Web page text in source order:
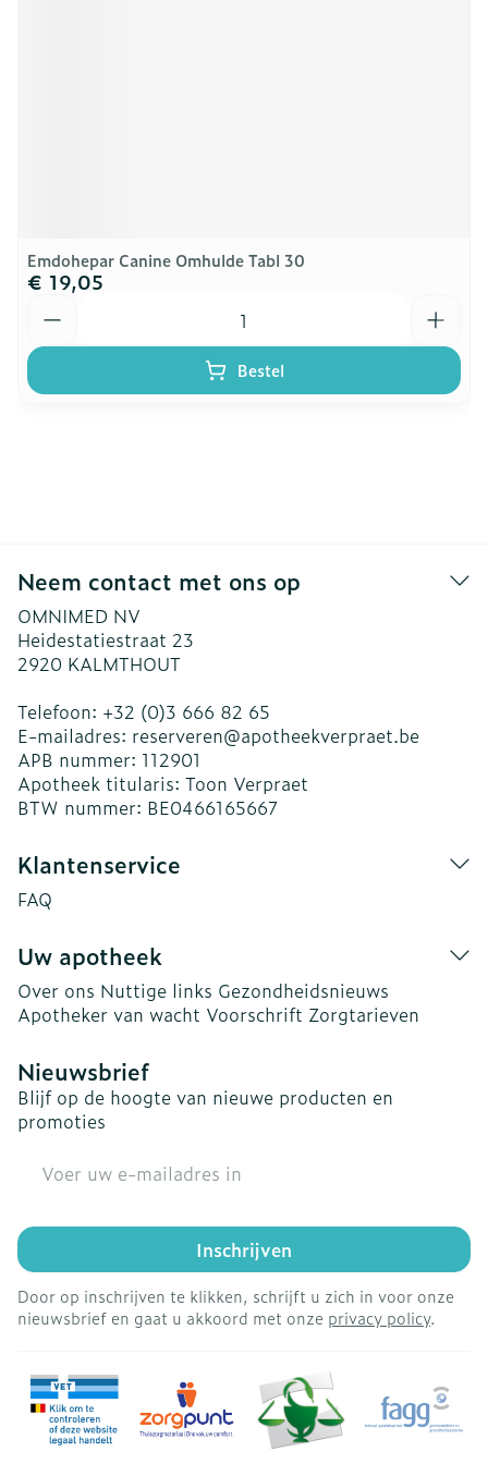
Emdohepar Canine Omhulde Tabl 30
€ 19,05
Bestel
Neem contact met ons op
OMNIMED NV
Heidestatiestraat 23
2920 KALMTHOUT
Telefoon: +32 (0)3 666 82 65
E-mailadres: reserveren@apotheekverpraet.be
APB nummer: 112901
Apotheek titularis: Toon Verpraet
BTW nummer: BE0466165667
Klantenservice
FAQ
Uw apotheek
Over ons Nuttige links Gezondheidsnieuws
Apotheker van wacht Voorschrift Zorgtarieven
Nieuwsbrief
Blijf op de hoogte van nieuwe producten en
promoties
Inschrijven
Door op inschrijven te klikken, schrijft u zich in voor onze
nieuwsbrief en gaat u akkoord met onze privacy policy.